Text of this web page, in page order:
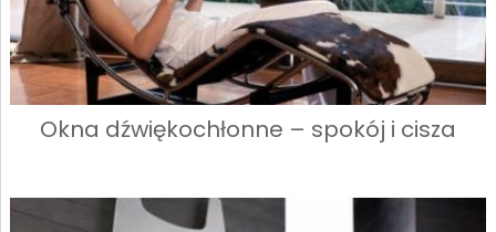
Okna dźwiękochłonne – spokój i cisza